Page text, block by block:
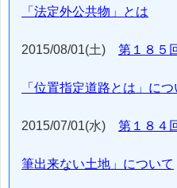
「法定外公共物」とは
2015/08/01(土) 第１８５
「位置指定道路とは」につ
2015/07/01(水) 第１８４
筆出来ない土地」について